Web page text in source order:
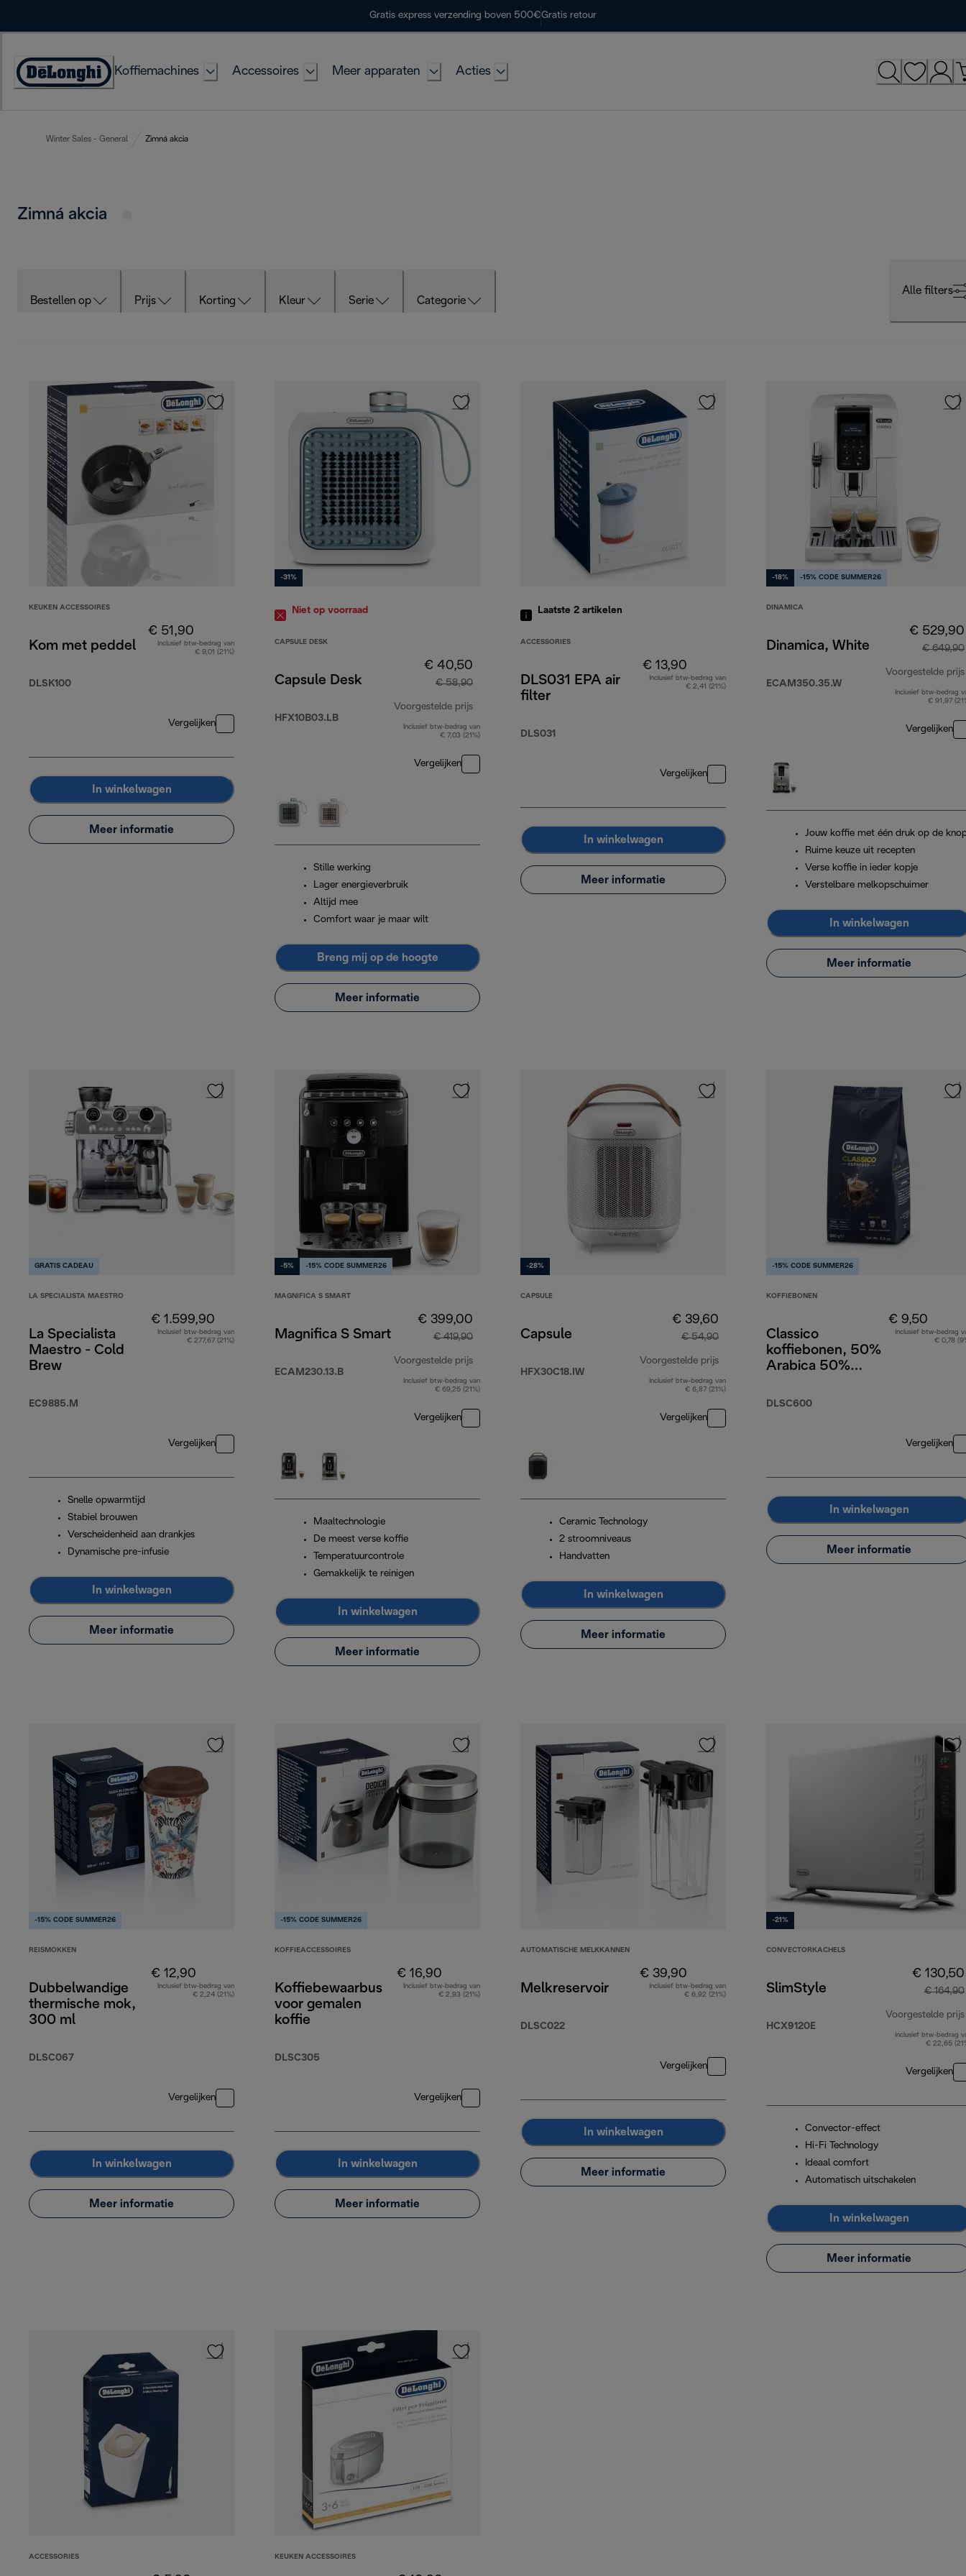
Gratis express verzending boven 500€Gratis retour
Accessibility
Koffiemachines Accessoires Meer apparaten Acties
Winter Sales - General Zimná akcia
Zimná akcia
Bestellen op Prijs Korting Kleur Serie Categorie
Alle filters
KEUKEN ACCESSOIRES
Kom met peddel
DLSK100
€ 51,90
Inclusief btw-bedrag van
€ 9,01 (21%)
Vergelijken
In winkelwagen
Meer informatie
-31%
Niet op voorraad
CAPSULE DESK
Capsule Desk
HFX10B03.LB
€ 40,50
€ 58,90
Voorgestelde prijs
originele prijs € 58,90
Inclusief btw-bedrag van
€ 7,03 (21%)
Vergelijken
Stille werking
Lager energieverbruik
Altijd mee
Comfort waar je maar wilt
Breng mij op de hoogte
Meer informatie
Laatste 2 artikelen
ACCESSORIES
DLS031 EPA air
filter
DLS031
€ 13,90
Inclusief btw-bedrag van
€ 2,41 (21%)
Vergelijken
In winkelwagen
Meer informatie
-18% -15% CODE SUMMER26
DINAMICA
Dinamica, White
ECAM350.35.W
€ 529,90
€ 649,90
Voorgestelde prijs
Inclusief btw-bedrag
€ 91,97
Vergelijken
Jouw koffie met één druk op de
Ruime keuze uit recepten
Verse koffie in ieder kopje
Verstelbare melkopschuimer
In winkelwagen
Meer informatie
GRATIS CADEAU
LA SPECIALISTA MAESTRO
La Specialista
Maestro - Cold
Brew
EC9885.M
€ 1.599,90
Inclusief btw-bedrag van
€ 277,67 (21%)
Vergelijken
Snelle opwarmtijd
Stabiel brouwen
Verscheidenheid aan drankjes
Dynamische pre-infusie
In winkelwagen
Meer informatie
-5% -15% CODE SUMMER26
MAGNIFICA S SMART
Magnifica S Smart
ECAM230.13.B
€ 399,00
€ 419,90
Voorgestelde prijs
originele prijs € 419,90
Inclusief btw-bedrag van
€ 69,25 (21%)
Vergelijken
Maaltechnologie
De meest verse koffie
Temperatuurcontrole
Gemakkelijk te reinigen
In winkelwagen
Meer informatie
-28%
CAPSULE
Capsule
HFX30C18.IW
€ 39,60
€ 54,90
Voorgestelde prijs
originele prijs € 54,90
Inclusief btw-bedrag van
€ 6,87 (21%)
Vergelijken
Ceramic Technology
2 stroomniveaus
Handvatten
In winkelwagen
Meer informatie
-15% CODE SUMMER26
KOFFIEBONEN
Classico
koffiebonen, 50%
Arabica 50%
DLSC600
€ 9,50
Inclusief btw-bedrag
€ 0,78
Vergelijken
In winkelwagen
Meer informatie
-15% CODE SUMMER26
REISMOKKEN
Dubbelwandige
thermische mok,
300 ml
DLSC067
€ 12,90
Inclusief btw-bedrag van
€ 2,24 (21%)
Vergelijken
In winkelwagen
Meer informatie
-15% CODE SUMMER26
KOFFIEACCESSOIRES
Koffiebewaarbus
voor gemalen
koffie
DLSC305
€ 16,90
Inclusief btw-bedrag van
€ 2,93 (21%)
Vergelijken
In winkelwagen
Meer informatie
AUTOMATISCHE MELKKANNEN
Melkreservoir
DLSC022
€ 39,90
Inclusief btw-bedrag van
€ 6,92 (21%)
Vergelijken
In winkelwagen
Meer informatie
-21%
CONVECTORKACHELS
SlimStyle
HCX9120E
€ 130,50
€ 164,90
Voorgestelde prijs
Inclusief btw-bedrag
€ 22,65
Vergelijken
Convector-effect
Hi-Fi Technology
Ideaal comfort
Automatisch uitschakelen
In winkelwagen
Meer informatie
ACCESSORIES KEUKEN ACCESSOIRES